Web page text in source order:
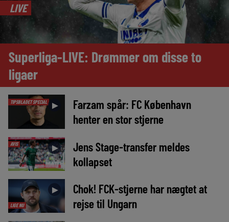
LIVE
Superliga-LIVE: Drømmer om disse to
ligaer
TIPSBLADET SPECIAL ►
Farzam spår: FC København
henter en stor stjerne
AVIS ►
Jens Stage-transfer meldes
kollapset
LIGE NU
►
Chok! FCK-stjerne har nægtet at
rejse til Ungarn